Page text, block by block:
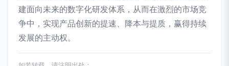
建面向未来的数字化研发体系，从而在激烈的市场竞
争中，实现产品创新的提速、降本与提质，赢得持续
发展的主动权。